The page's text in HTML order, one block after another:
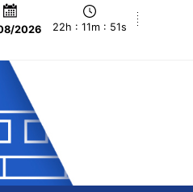
2026 22h : 11m : 52s